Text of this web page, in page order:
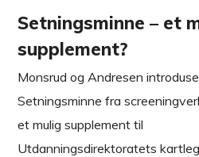
Setningsminne – et
supplement?
Monsrud og Andresen
Setningsminne fra
et mulig supplement til
Utdanningsdirektoratets